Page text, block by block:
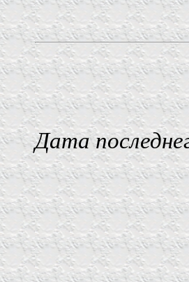
Дата